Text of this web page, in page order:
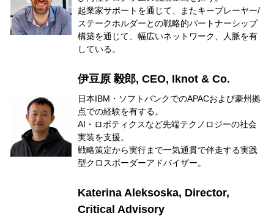
起業家サポートを通じて、またキープレーヤー/
ステークホルダーとの戦略的パートナーシップ
構築を通じて、幅広いネットワーク、人脈を有
している。
伊豆原 毅郎, CEO, Iknot & Co.
日本IBM・ソフトバンクでのAPACおよび豪州拠
点での経験を有する。
AI・ロボティクスなど先端テクノロジーの社会
実装を支援。
戦略策定から実行まで一気通貫で伴走する実践
型クロスボーダーアドバイザー。
Katerina Aleksoska, Director,
Critical Advisory